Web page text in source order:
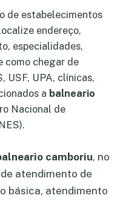
de estabelecimentos
endereço,
especialidades,
como chegar de
USF, UPA, clínicas,
a balneario
Nacional de
camboriu, no
atendimento de
básica, atendimento